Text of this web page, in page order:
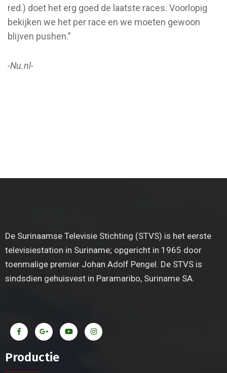
red.) doet het erg goed de laatste races. Voorlopig
bekijken we het per race en we moeten gewoon
blijven pushen.”
-Nu.nl-
De Surinaamse Televisie Stichting (STVS) is het eerste
televisiestation in Suriname; opgericht in 1965 door
toenmalige premier Johan Adolf Pengel. De STVS is
sindsdien gehuisvest in Paramaribo, Suriname SA.
Productie